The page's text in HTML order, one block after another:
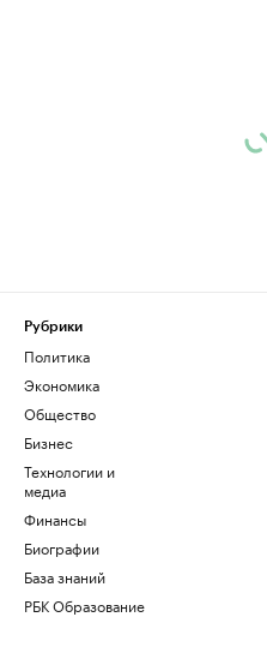
Рубрики
Политика
Экономика
Общество
Бизнес
Технологии и
медиа
Финансы
Биографии
База знаний
РБК Образование